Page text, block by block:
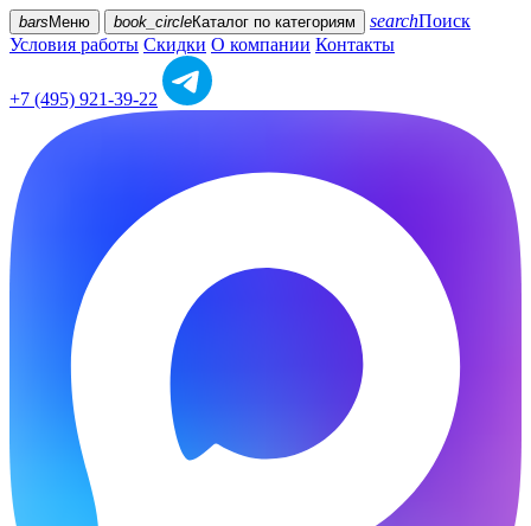
bars Меню book_circleКаталог по категориям searchПоиск
Условия работы Скидки О компании Контакты
+7 (495) 921-39-22